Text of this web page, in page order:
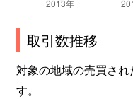
取引数推移
対象の地域の売買さ
す。